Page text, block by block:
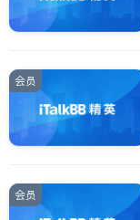
ties
Inyo
Santa
会员
会员